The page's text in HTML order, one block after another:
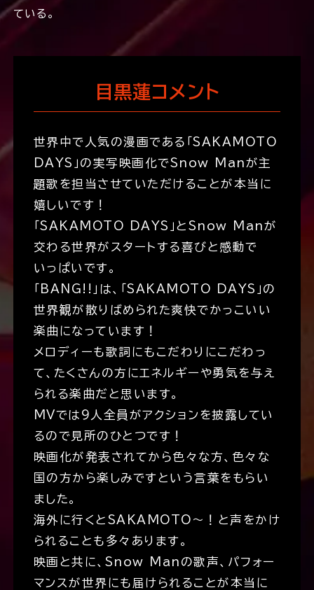
ている。
目黒蓮コメント
世界中で人気の漫画である「SAKAMOTO
DAYS」の実写映画化でSnow Manが主
題歌を担当させていただけることが本当に
嬉しいです！
「SAKAMOTO DAYS」とSnow Manが
交わる世界がスタートする喜びと感動で
いっぱいです。
「BANG!!」は、「SAKAMOTO DAYS」の
世界観が散りばめられた爽快でかっこいい
楽曲になっています！
メロディーも歌詞にもこだわりにこだわっ
て、たくさんの方にエネルギーや勇気を与え
られる楽曲だと思います。
MVでは9人全員がアクションを披露してい
るので見所のひとつです！
映画化が発表されてから色々な方、色々な
国の方から楽しみですという言葉をもらい
ました。
海外に行くとSAKAMOTO～！と声をかけ
られることも多々あります。
映画と共に、Snow Manの歌声、パフォー
マンスが世界にも届けられることが本当に